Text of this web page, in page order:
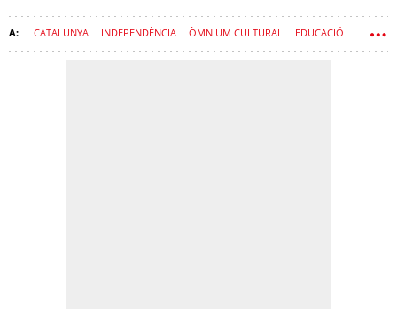
CATALUNYA INDEPENDÈNCIA ÒMNIUM CULTURAL EDUCACIÓ